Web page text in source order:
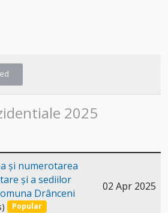
2025
și numerotarea
și a sediilor
Drânceni
Popular
02 Apr 2025